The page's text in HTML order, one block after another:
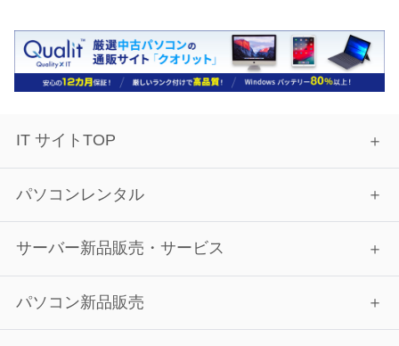
IT サイトTOP
パソコンレンタル
サーバー新品販売・サービス
パソコン新品販売